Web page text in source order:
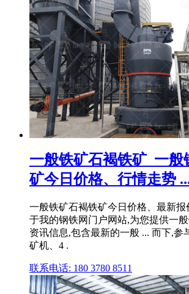
一般铁矿石褐铁矿_一般
矿今日价格、行情走势
一般铁矿石褐铁矿今日价格、最新报
于我的钢铁网门户网站,为您提供一
资讯信息,包含最新的一般 ... 而下,参
矿机、4 .
联系电话: 180 3780 8511